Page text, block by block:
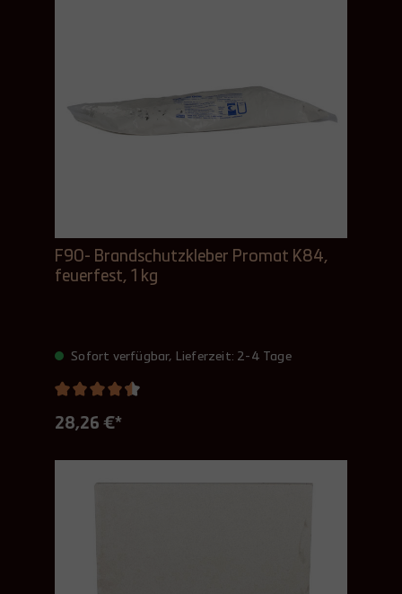
F90- Brandschutzkleber Promat K84,
feuerfest, 1 kg
Sofort verfügbar, Lieferzeit: 2-4 Tage
28,26 €*